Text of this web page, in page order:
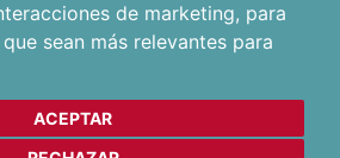
de marketing, para
sean más relevantes para
ACEPTAR